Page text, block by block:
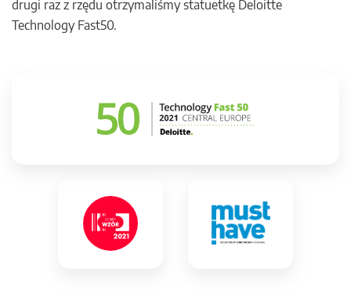
drugi raz z rzędu otrzymaliśmy statuetkę Deloitte
Technology Fast50.